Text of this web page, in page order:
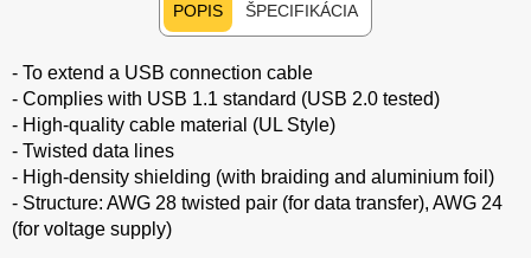
POPIS ŠPECIFIKÁCIA
- To extend a USB connection cable
- Complies with USB 1.1 standard (USB 2.0 tested)
- High-quality cable material (UL Style)
- Twisted data lines
- High-density shielding (with braiding and aluminium foil)
- Structure: AWG 28 twisted pair (for data transfer), AWG 24
(for voltage supply)